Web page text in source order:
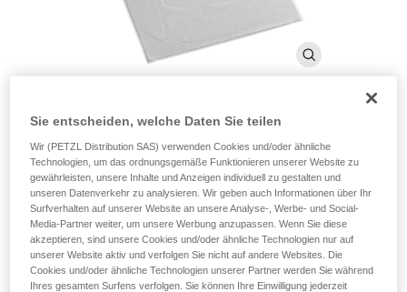
Reflektierende Aufkleber vor
2019
Reflektierende Aufkleber für die Helme VERTEX und
ALVEO
Reflektierende Aufkleber zur Erhöhung der Sichtbarkeit der
Sie entscheiden, welche Daten Sie teilen
Wir (PETZL Distribution SAS) verwenden Cookies und/oder ähnliche
Technologien, um das ordnungsgemäße Funktionieren unserer Website zu
gewährleisten, unsere Inhalte und Anzeigen individuell zu gestalten und
unseren Datenverkehr zu analysieren. Wir geben auch Informationen über Ihr
Surfverhalten auf unserer Website an unsere Analyse-, Werbe- und Social-
Media-Partner weiter, um unsere Werbung anzupassen. Wenn Sie diese
akzeptieren, sind unsere Cookies und/oder ähnliche Technologien nur auf
unserer Website aktiv und verfolgen Sie nicht auf andere Websites. Die
Cookies und/oder ähnliche Technologien unserer Partner werden Sie während
Ihres gesamten Surfens verfolgen. Sie können Ihre Einwilligung jederzeit